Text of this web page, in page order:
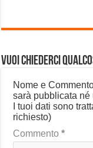
Vuoi chiederci
Nome e
sarà pubblicata né
I tuoi dati sono
richiesto)
Commento*